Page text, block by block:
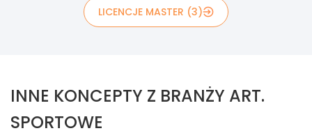
LICENCJE MASTER (3)
INNE KONCEPTY Z BRANŻY ART.
SPORTOWE